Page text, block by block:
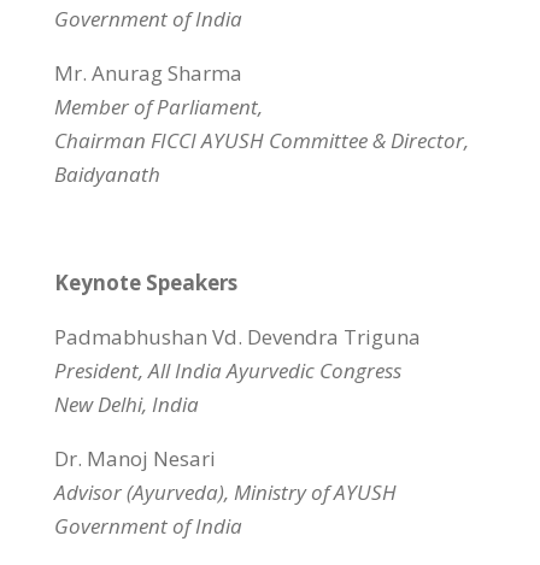
Government of India
Mr. Anurag Sharma
Member of Parliament,
Chairman FICCI AYUSH Committee & Director,
Baidyanath
Keynote Speakers
Padmabhushan Vd. Devendra Triguna
President, All India Ayurvedic Congress
New Delhi, India
Dr. Manoj Nesari
Advisor (Ayurveda), Ministry of AYUSH
Government of India